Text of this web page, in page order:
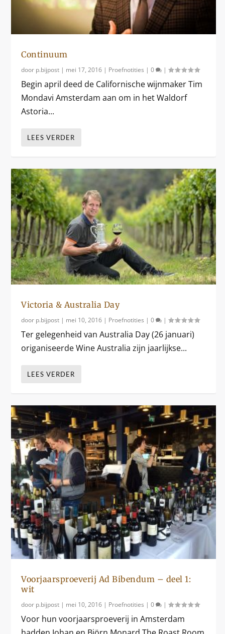
Continuum
door p.bijpost | mei 17, 2016 | Proefnotities |0 |
Begin april deed de Californische wijnmaker Tim
Mondavi Amsterdam aan om in het Waldorf
Astoria...
LEES VERDER
Victoria & Australia Day
door p.bijpost | mei 10, 2016 | Proefnotities |0 |
Ter gelegenheid van Australia Day (26 januari)
origaniseerde Wine Australia zijn jaarlijkse...
LEES VERDER
Voorjaarsproeverij Ad Bibendum – deel 1:
wit
door p.bijpost | mei 10, 2016 | Proefnotities |0 |
Voor hun voorjaarsproeverij in Amsterdam